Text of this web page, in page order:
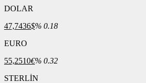
DOLAR
47,7436$% 0.18
EURO
55,2510€% 0.32
STERLİN